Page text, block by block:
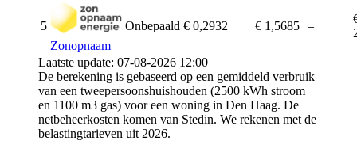
5
Zonopnaam
Onbepaald € 0,2932 € 1,5685 –
Laatste update: 07-08-2026 12:00
De berekening is gebaseerd op een gemiddeld verbruik
van een tweepersoonshuishouden (2500 kWh stroom
en 1100 m3 gas) voor een woning in Den Haag. De
netbeheerkosten komen van Stedin. We rekenen met de
belastingtarieven uit 2026.